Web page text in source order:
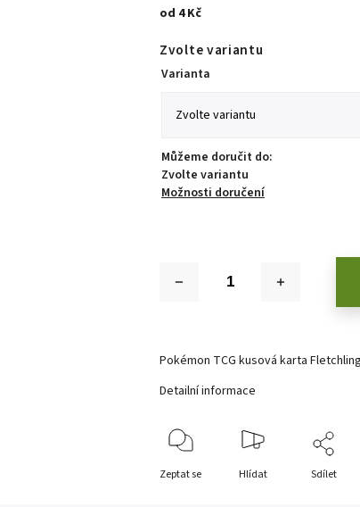
od 4 Kč
Zvolte variantu
Varianta
Můžeme doručit do:
Zvolte variantu
Možnosti doručení
Pokémon TCG kusová karta
Detailní informace
Zeptat se Hlídat Sdílet